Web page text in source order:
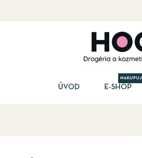
ÚVOD E-SHOP
NAKUPUJ